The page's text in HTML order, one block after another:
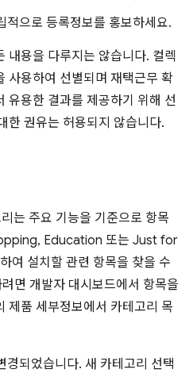
적으로 등록정보를 홍보하세요.
내용을 다루지는 않습니다. 컬렉
사용하여 선별되며 재택근무 확
유용한 결과를 제공하기 위해 선
한 권유는 허용되지 않습니다.
는 주요 기능을 기준으로 항목
Education 또는 Just for
여 설치할 관련 항목을 찾을 수
면 개발자 대시보드에서 항목을
제품 세부정보에서 카테고리 목
되었습니다. 새 카테고리 선택